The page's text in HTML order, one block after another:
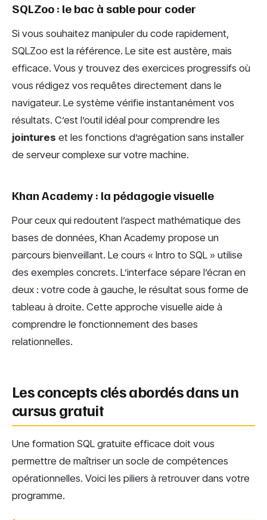
SQLZoo : le bac à sable pour coder
Si vous souhaitez manipuler du code rapidement,
SQLZoo est la référence. Le site est austère, mais
efficace. Vous y trouvez des exercices progressifs où
vous rédigez vos requêtes directement dans le
navigateur. Le système vérifie instantanément vos
résultats. C’est l’outil idéal pour comprendre les
jointures et les fonctions d’agrégation sans installer
de serveur complexe sur votre machine.
Khan Academy : la pédagogie visuelle
Pour ceux qui redoutent l’aspect mathématique des
bases de données, Khan Academy propose un
parcours bienveillant. Le cours « Intro to SQL » utilise
des exemples concrets. L’interface sépare l’écran en
deux : votre code à gauche, le résultat sous forme de
tableau à droite. Cette approche visuelle aide à
comprendre le fonctionnement des bases
relationnelles.
Les concepts clés abordés dans un
cursus gratuit
Une formation SQL gratuite efficace doit vous
permettre de maîtriser un socle de compétences
opérationnelles. Voici les piliers à retrouver dans votre
programme.